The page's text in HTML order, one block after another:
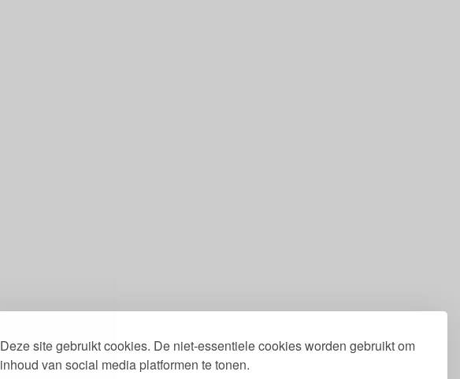
Deze site gebruikt cookies. De niet-essentiele cookies worden gebruikt om
inhoud van social media platformen te tonen.